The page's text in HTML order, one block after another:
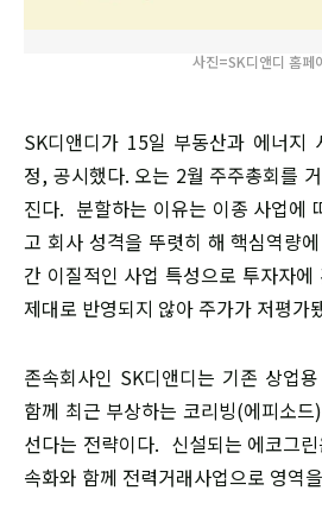
사진=SK디앤디 홈페
SK디앤디가 15일 부동산과 에너지
정, 공시했다. 오는 2월 주주총회를
진다. 분할하는 이유는 이종 사업에
고 회사 성격을 뚜렷히 해 핵심역량
간 이질적인 사업 특성으로 투자자
제대로 반영되지 않아 주가가 저평가
존속회사인 SK디앤디는 기존 상업
함께 최근 부상하는 코리빙(에피소
선다는 전략이다. 신설되는 에코그
속화와 함께 전력거래사업으로 영역